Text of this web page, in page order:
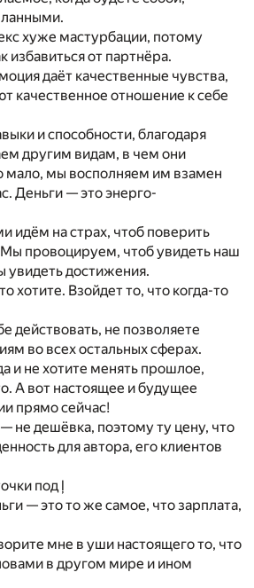
хуже мастурбации, потому
избавиться от партнёра.
даёт качественные чувства,
качественное отношение к себе
и способности, благодаря
другим видам, в чем они
мало, мы восполняем им взамен
Деньги — это энерго-
идём на страх, чтоб поверить
провоцируем, чтоб увидеть наш
увидеть достижения.
хотите. Взойдет то, что когда-то
действовать, не позволяете
во всех остальных сферах.
и не хотите менять прошлое,
А вот настоящее и будущее
прямо сейчас!
не дешёвка, поэтому ту цену, что
для автора, его клиентов
под ļ
— это то же самое, что зарплата,
мне в уши настоящего то, что
в другом мире и ином